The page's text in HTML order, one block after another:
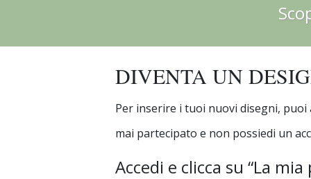
DIVENTA UN
Per inserire i tuoi nuovi disegni, puoi
mai partecipato e non possiedi un
Accedi e clicca su “La